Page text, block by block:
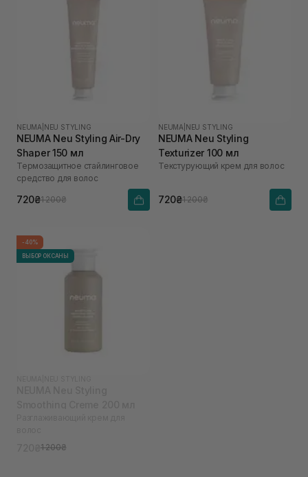
NEUMA NEU STYLING
NEUMA Neu Styling Air-Dry
Shaper 150 мл
Термозащитное стайлинговое
средство для волос
720₴1 200₴
NEUMA NEU STYLING
NEUMA Neu Styling
Texturizer 100 мл
Текстурующий крем для волос
720₴1 200₴
-40%
ВЫБОР ОКСАНЫ
1 200₴